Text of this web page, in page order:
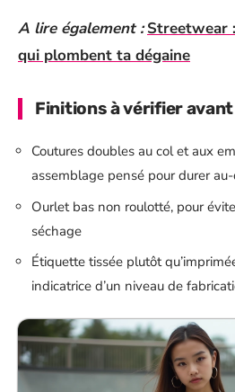
A lire également : Streetwear
qui plombent ta dégaine
Finitions à vérifier
Coutures doubles au col et aux
assemblage pensé pour durer
Ourlet bas non roulotté, pour
séchage
Étiquette tissée plutôt
indicatrice d’un niveau de